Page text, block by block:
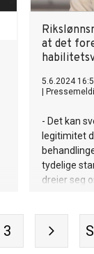
at det
5.6.2024
- Det kan
legitimitet
tydelige
dreier seg
3